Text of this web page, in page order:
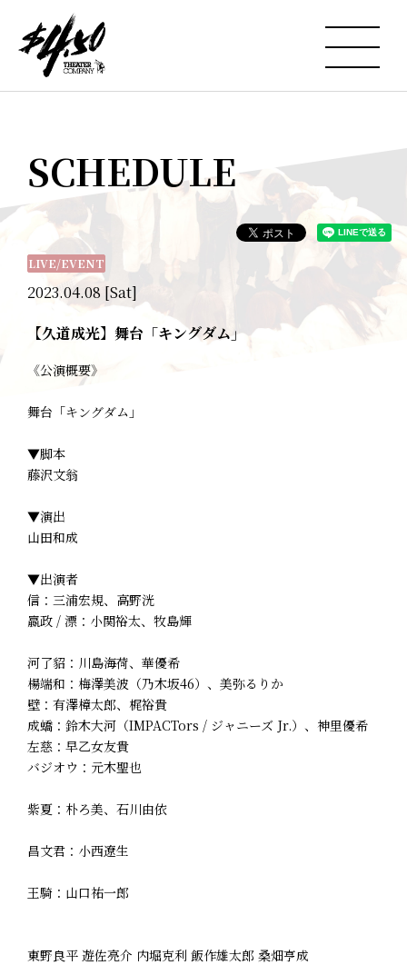
SCHEDULE
2023.04.08 [Sat]
LIVE/EVENT
【久道成光】舞台「キングダム」
《公演概要》
舞台「キングダム」
▼脚本
藤沢文翁
▼演出
山田和成
▼出演者
信：三浦宏規、高野洸
嬴政 / 漂：小関裕太、牧島輝
河了貂：川島海荷、華優希
楊端和：梅澤美波（乃木坂46）、美弥るりか
壁：有澤樟太郎、梶裕貴
成蟜：鈴木大河（IMPACTors / ジャニーズ Jr.）、神里優希
左慈：早乙女友貴
バジオウ：元木聖也
紫夏：朴ろ美、石川由依
昌文君：小西遼生
王騎：山口祐一郎
東野良平 遊佐亮介 内堀克利 飯作雄太郎 桑畑亨成